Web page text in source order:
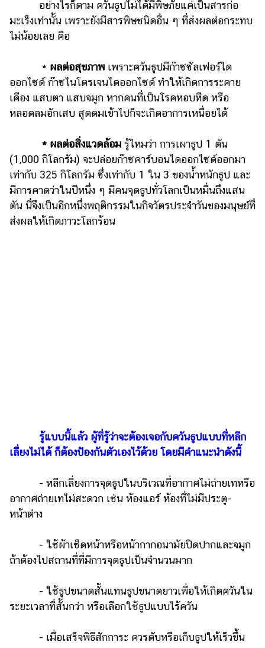
อย่างไรก็ตาม ควันธูปไม่ได้มีพิษภัยแค่เป็นสารก่อ
มะเร็งเท่านั้น เพราะยังมีสารพิษชนิดอื่น ๆ ที่ส่งผลต่อกระทบ
ไม่น้อยเลย คือ
* ผลต่อสุขภาพ เพราะควันธูปมีก๊าซซัลเฟอร์ได
ออกไซด์ ก๊าซไนโตรเจนไดออกไซด์ ทำให้เกิดการระคาย
เคือง แสบตา แสบจมูก หากคนที่เป็นโรคหอบหืด หรือ
หลอดลมอักเสบ สูดดมเข้าไปก็จะเกิดอาการเหนื่อยได้
* ผลต่อสิ่งแวดล้อม รู้ไหมว่า การเผาธูป 1 ตัน
(1,000 กิโลกรัม) จะปล่อยก๊าซคาร์บอนไดออกไซด์ออกมา
เท่ากับ 325 กิโลกรัม ซึ่งเท่ากับ 1 ใน 3 ของน้ำหนักธูป และ
มีการคาดว่าในปีหนึ่ง ๆ มีคนจุดธูปทั่วโลกเป็นหมื่นถึงแสน
ตัน นี่จึงเป็นอีกหนึ่งพฤติกรรมในกิจวัตรประจำวันของมนุษย์ที่
ส่งผลให้เกิดภาวะโลกร้อน
รู้แบบนี้แล้ว ผู้ที่รู้ว่าจะต้องเจอกับควันธูปแบบที่หลีก
เลี่ยงไม่ได้ ก็ต้องป้องกันตัวเองไว้ด้วย โดยมีคำแนะนำดังนี้
- หลีกเลี่ยงการจุดธูปในบริเวณที่อากาศไม่ถ่ายเทหรือ
อากาศถ่ายเทไม่สะดวก เช่น ห้องแอร์ ห้องที่ไม่มีประตู-
หน้าต่าง
- ใช้ผ้าเช็ดหน้าหรือหน้ากากอนามัยปิดปากและจมูก
ถ้าต้องไปสถานที่ที่มีการจุดธูปเป็นจำนวนมาก
- ใช้ธูปขนาดสั้นแทนธูปขนาดยาวเพื่อให้เกิดควันใน
ระยะเวลาที่สั้นกว่า หรือเลือกใช้ธูปแบบไร้ควัน
- เมื่อเสร็จพิธีสักการะ ควรดับหรือเก็บธูปให้เร็วขึ้น